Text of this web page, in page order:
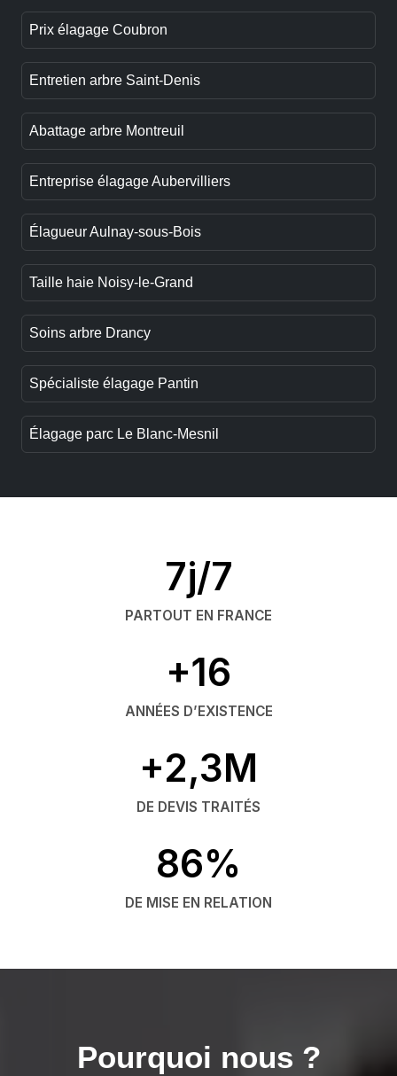
Prix élagage Coubron
Entretien arbre Saint-Denis
Abattage arbre Montreuil
Entreprise élagage Aubervilliers
Élagueur Aulnay-sous-Bois
Taille haie Noisy-le-Grand
Soins arbre Drancy
Spécialiste élagage Pantin
Élagage parc Le Blanc-Mesnil
7j/7
PARTOUT EN FRANCE
+16
ANNÉES D’EXISTENCE
+2,3M
DE DEVIS TRAITÉS
86%
DE MISE EN RELATION
Pourquoi nous ?